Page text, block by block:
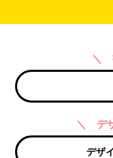
＼
＼ デ
デザ